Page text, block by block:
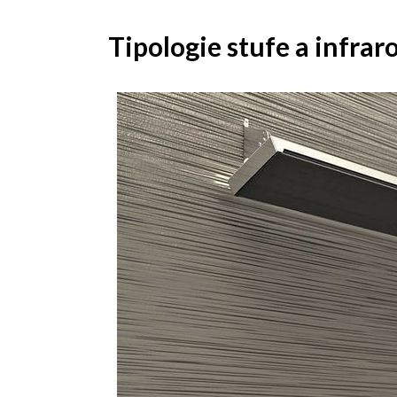
Tipologie stufe a